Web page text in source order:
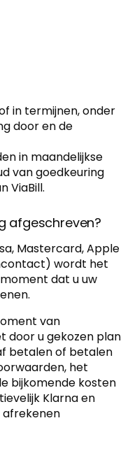
in termijnen, onder
door en de
in maandelijkse
van goedkeuring
ViaBill.
afgeschreven?
Mastercard, Apple
wordt het
dat u uw
van
door u gekozen plan
betalen of betalen
het
bijkomende kosten
Klarna en
afrekenen